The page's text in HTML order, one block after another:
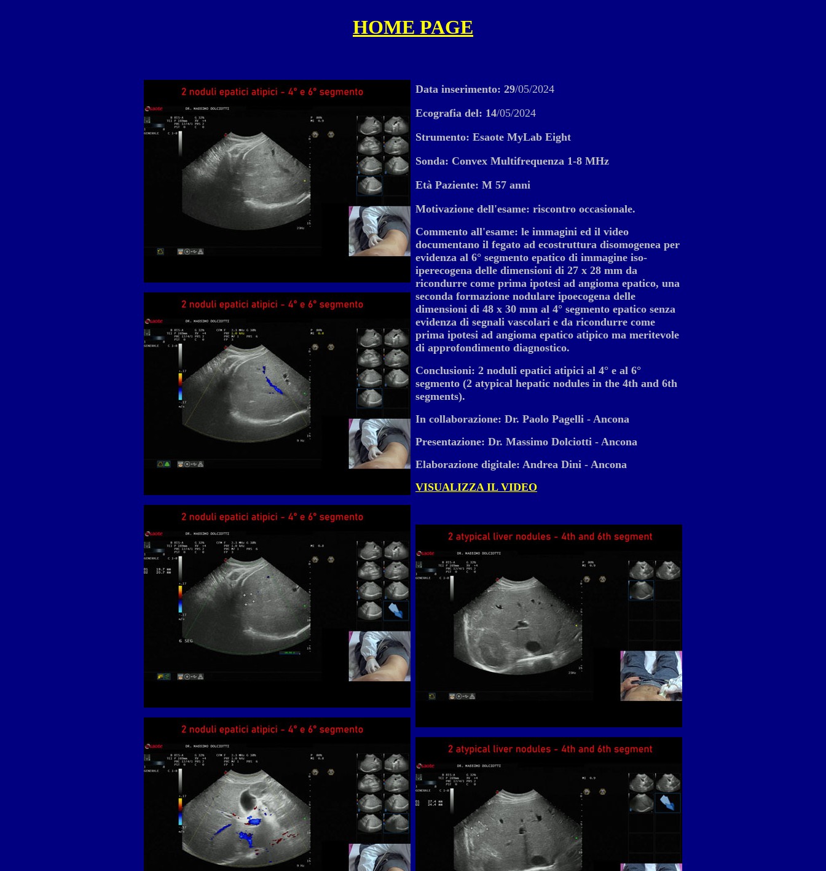
HOME PAGE
Data inserimento: 29/05/2024
Ecografia del: 14/05/2024
Strumento: Esaote MyLab Eight
Sonda: Convex Multifrequenza 1-8 MHz
Età Paziente: M 57 anni
Motivazione dell'esame: riscontro occasionale.
Commento all'esame: le immagini ed il video
documentano il fegato ad ecostruttura disomogenea per
evidenza al 6° segmento epatico di immagine iso-
iperecogena delle dimensioni di 27 x 28 mm da
ricondurre come prima ipotesi ad angioma epatico, una
seconda formazione nodulare ipoecogena delle
dimensioni di 48 x 30 mm al 4° segmento epatico senza
evidenza di segnali vascolari e da ricondurre come
prima ipotesi ad angioma epatico atipico ma meritevole
di approfondimento diagnostico.
Conclusioni: 2 noduli epatici atipici al 4° e al 6°
segmento (2 atypical hepatic nodules in the 4th and 6th
segments).
In collaborazione: Dr. Paolo Pagelli - Ancona
Presentazione: Dr. Massimo Dolciotti - Ancona
Elaborazione digitale: Andrea Dini - Ancona
VISUALIZZA IL VIDEO